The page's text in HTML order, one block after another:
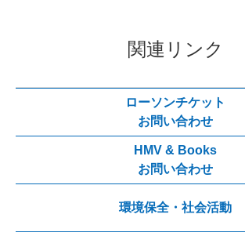
関連リンク
ローソンチケット
お問い合わせ
HMV & Books
お問い合わせ
環境保全・社会活動